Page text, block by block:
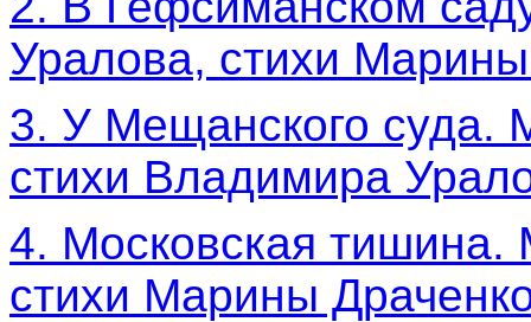
Уралова, стихи
3. У Мещанского суда.
стихи Владимира
4. Московская
стихи Марины